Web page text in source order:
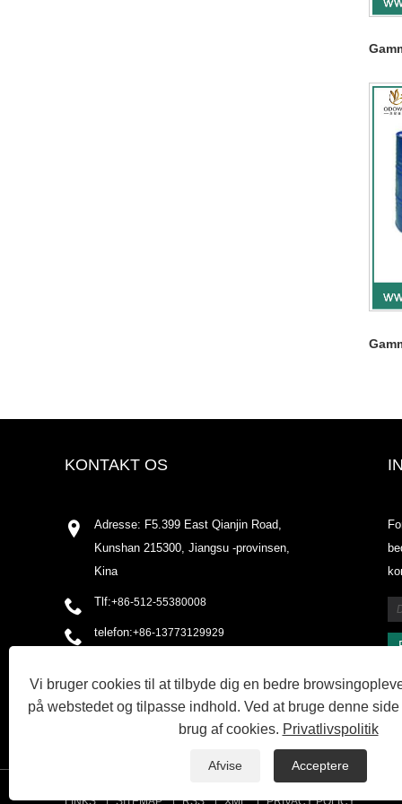
KONTAKT OS
Adresse: F5.399 East Qianjin Road,
Kunshan 215300, Jiangsu -provinsen,
Kina
Tlf:+86-512-55380008
telefon:+86-13773129929
Fax: +86-512-55380009
LINKS SITEMAP RSS XML PRIVACY POLICY
Vi bruger cookies til at tilbyde dig en bedre
på webstedet og tilpasse indhold. Ved at bruge denne
brug af cookies. Privatlivspolitik
Afvise Acceptere